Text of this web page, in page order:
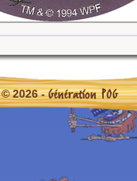
© 2026 -Génération POG